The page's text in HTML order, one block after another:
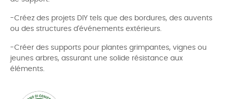
-Créez des projets DIY tels que des bordures, des auvents
ou des structures d'événements extérieurs.
-Créer des supports pour plantes grimpantes, vignes ou
jeunes arbres, assurant une solide résistance aux
éléments.